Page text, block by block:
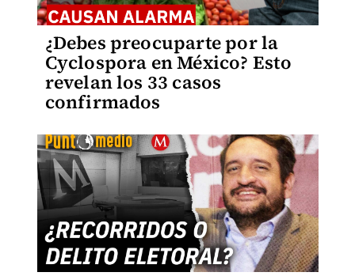
¿Debes preocuparte por la
Cyclospora en México? Esto
revelan los 33 casos
confirmados